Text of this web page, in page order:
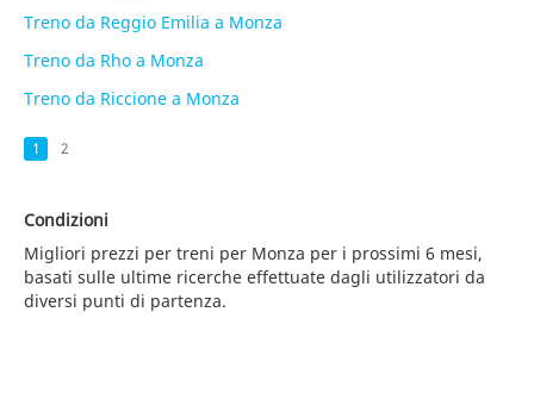
Treno da Reggio Emilia a Monza
Treno da Rho a Monza
Treno da Riccione a Monza
1 2
Condizioni
Migliori prezzi per treni per Monza per i prossimi 6 mesi,
basati sulle ultime ricerche effettuate dagli utilizzatori da
diversi punti di partenza.